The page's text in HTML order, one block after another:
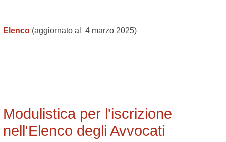
Elenco (aggiornato al 4 marzo 2025)
Modulistica per l'iscrizione
nell'Elenco degli Avvocati